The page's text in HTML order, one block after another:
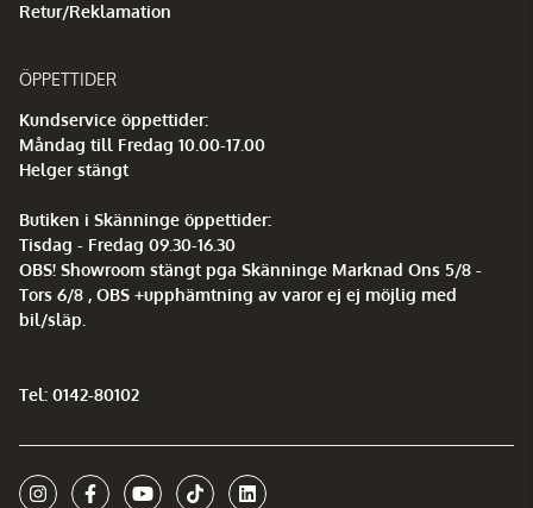
Retur/Reklamation
ÖPPETTIDER
Kundservice öppettider:
Måndag till Fredag 10.00-17.00
Helger stängt
Butiken i Skänninge öppettider:
Tisdag - Fredag 09.30-16.30
OBS! Showroom stängt pga Skänninge Marknad Ons 5/8 -
Tors 6/8 , OBS +upphämtning av varor ej ej möjlig med
bil/släp.
Tel: 0142-80102